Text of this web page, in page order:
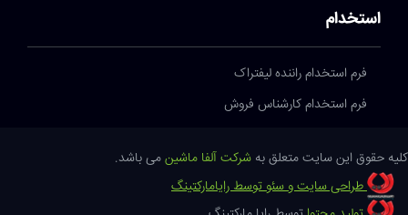
استخدام
فرم استخدام راننده لیفتراک
فرم استخدام کارشناس فروش
کلیه حقوق این سایت متعلق به شرکت آلفا ماشینمی باشد.
طراحی سایت و سئو توسط رایامارکتینگ